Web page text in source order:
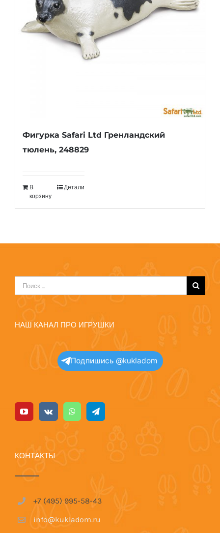
Фигурка Safari Ltd Гренландский
тюлень, 248829
В
корзину
Детали
Результат
поиска:
НАШ КАНАЛ ПРО ИГРУШКИ
Подпишись @kukladom
КОНТАКТЫ
+7 (495) 995-58-43
info@kukladom.ru